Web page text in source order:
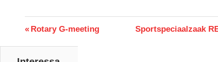
Berichtnavigatie
Previous
Rotary G-meeting
Next
Sportspeciaalzaak